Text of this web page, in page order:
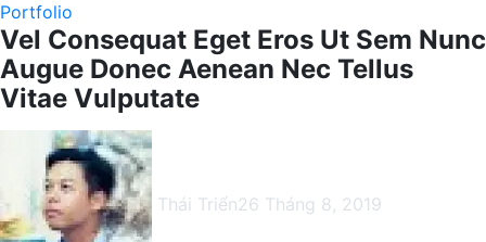
Portfolio
Vel Consequat Eget Eros Ut Sem Nunc
Augue Donec Aenean Nec Tellus
Vitae Vulputate
Thái Triển26 Tháng 8, 2019